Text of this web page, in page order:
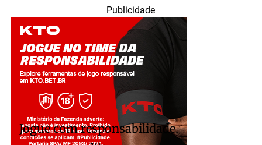
Publicidade
Jogue com responsabilidade.